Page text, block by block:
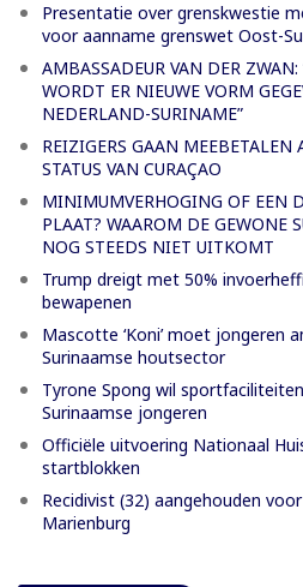
Presentatie over grenskwestie
voor aanname grenswet Oost-
AMBASSADEUR VAN DER
WORDT ER NIEUWE VORM
NEDERLAND-SURINAME”
REIZIGERS GAAN MEEBETALEN
STATUS VAN CURAÇAO
MINIMUMVERHOGING OF EEN
PLAAT? WAAROM DE GEWONE
NOG STEEDS NIET UITKOMT
Trump dreigt met 50%
bewapenen
Mascotte ‘Koni’ moet jongeren
Surinaamse houtsector
Tyrone Spong wil
Surinaamse jongeren
Officiële uitvoering Nationaal
startblokken
Recidivist (32) aangehouden
Marienburg